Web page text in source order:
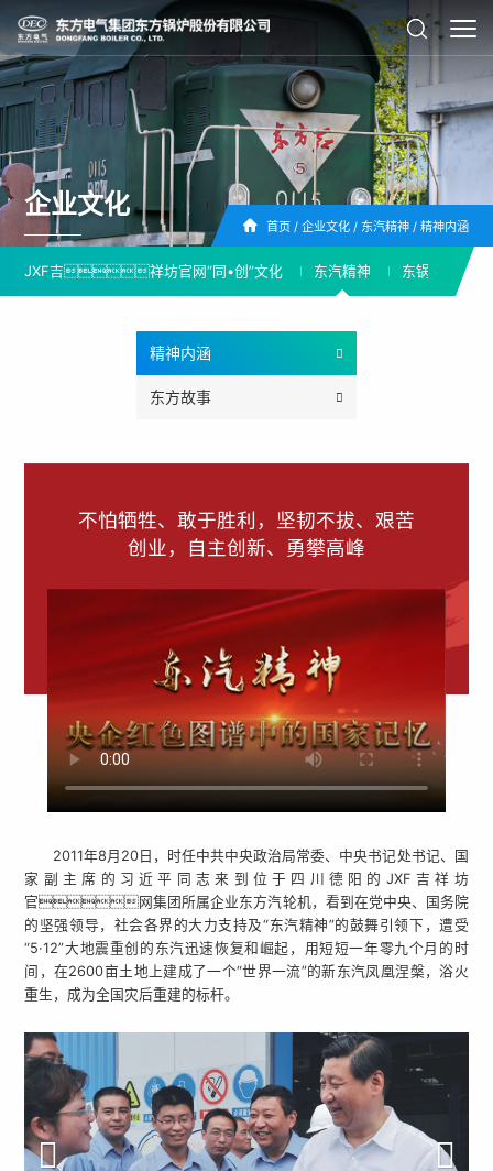
企业文化
首页/ 企业文化/ 东汽精神/ 精神内涵
JXF吉祥坊官网“同•创”文化 东汽精神 东锅人物
精神内涵
东方故事
不怕牺牲、敢于胜利，坚韧不拔、艰苦
创业，自主创新、勇攀高峰
2011年8月20日，时任中共中央政治局常委、中央书记处书记、国
家副主席的习近平同志来到位于四川德阳的JXF吉祥坊
官网集团所属企业东方汽轮机，看到在党中央、国务院
的坚强领导，社会各界的大力支持及“东汽精神”的鼓舞引领下，遭受
“5·12”大地震重创的东汽迅速恢复和崛起，用短短一年零九个月的时
间，在2600亩土地上建成了一个“世界一流”的新东汽凤凰涅槃，浴火
重生，成为全国灾后重建的标杆。